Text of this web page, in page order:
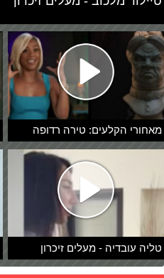
מאחורי הקלעים: טירה רדופה
טליה עובדיה - מעלים זיכרון